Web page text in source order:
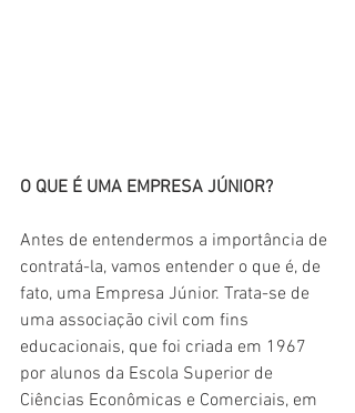
O QUE É UMA EMPRESA JÚNIOR?
Antes de entendermos a importância de
contratá-la, vamos entender o que é, de
fato, uma Empresa Júnior. Trata-se de
uma associação civil com fins
educacionais, que foi criada em 1967
por alunos da Escola Superior de
Ciências Econômicas e Comerciais, em